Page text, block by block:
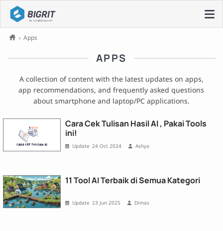
› Apps
APPS
A collection of content with the latest updates on apps,
app recommendations, and frequently asked questions
about smartphone and laptop/PC applications.
Cara Cek Tulisan Hasil AI , Pakai Tools
ini!
24 Oct 2024 Ashya
11 Tool AI Terbaik di Semua Kategori
23 Jun 2025 Dimas